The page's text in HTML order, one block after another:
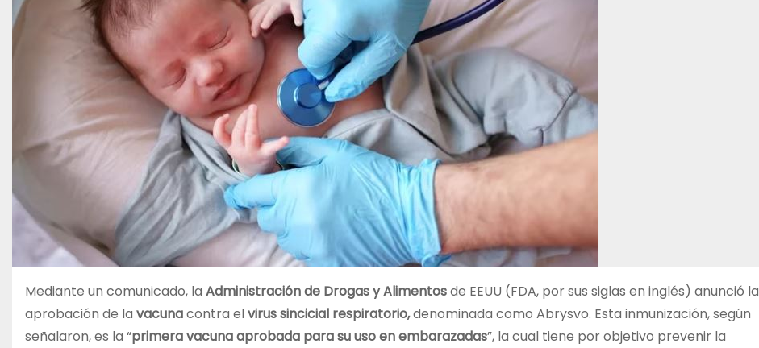
Mediante un comunicado, la Administración de Drogas y Alimentosde EEUU (FDA, por sus siglas en inglés) anunció la
aprobación de la vacunacontra elvirus sincicial respiratorio,denominada como Abrysvo. Esta inmunización, según
señalaron, es la “primera vacuna aprobada para su uso en embarazadas”, la cual tiene por objetivo prevenir la